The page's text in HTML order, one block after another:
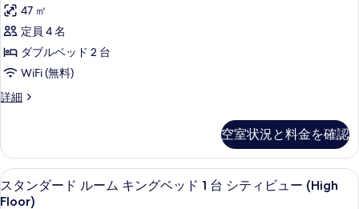
客
室
の
り
込
件
ー
ト
1
ベ
ッ
ル
ー
ム
47 ㎡
定員 4 名
ダブルベッド 2 台
WiFi (無料)
詳細
ス
1
ベ
ッ
ド
空室状況と料金を確認
ス
タ
羽毛の掛け布団、セーフティボック
10
スタンダード ルーム キングベッド 1 台 シティビュー (High
Floor)